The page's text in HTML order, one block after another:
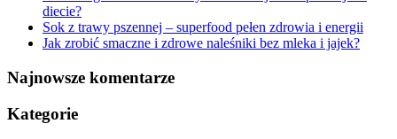
diecie?
Sok z trawy pszennej – superfood pełen zdrowia i energii
Jak zrobić smaczne i zdrowe naleśniki bez mleka i jajek?
Najnowsze komentarze
Kategorie